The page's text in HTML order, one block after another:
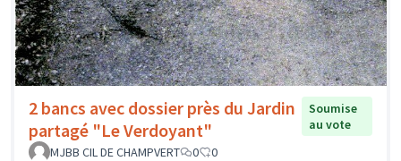
2 bancs avec dossier près du Jardin
partagé "Le Verdoyant"
Soumise
au vote
MJBB CIL DE CHAMPVERT
0 0